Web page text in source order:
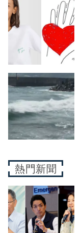
熱門新聞